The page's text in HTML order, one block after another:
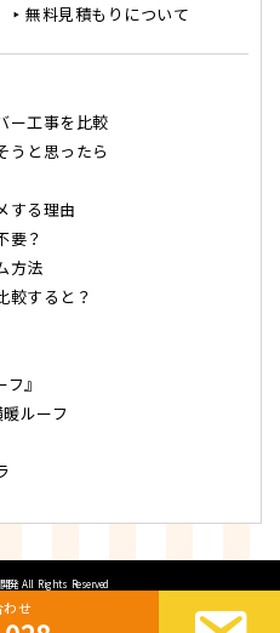
わせ
無料見積もりについて
ー工事を比較
うと思ったら
する理由
要？
方法
較すると？
』
ルーフ
発All Rights Reserved